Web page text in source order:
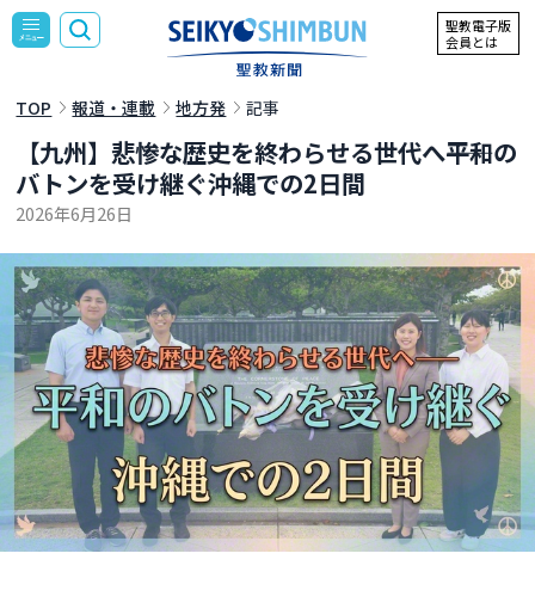
聖教電子版
会員とは
TOP 報道・連載 地方発 記事
【九州】悲惨な歴史を終わらせる世代へ――平和の
バトンを受け継ぐ沖縄での2日間
2026年6月26日